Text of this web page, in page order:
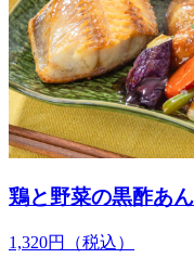
鶏と野菜の黒酢あ
1,320円 （税込）